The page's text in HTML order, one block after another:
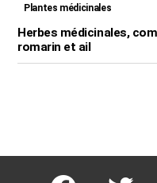
Plantes médicinales
Herbes médicinales,
romarin et ail
facebook twitter